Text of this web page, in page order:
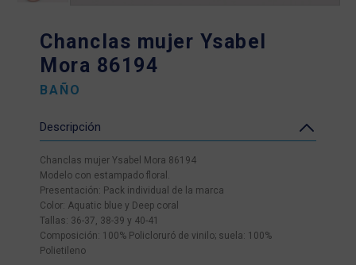
Chanclas mujer Ysabel
Mora 86194
BAÑO
Descripción
Chanclas mujer Ysabel Mora 86194
Modelo con estampado floral.
Presentación: Pack individual de la marca
Color: Aquatic blue y Deep coral
Tallas: 36-37, 38-39 y 40-41
Composición: 100% Policloruró de vinilo; suela: 100%
Polietileno